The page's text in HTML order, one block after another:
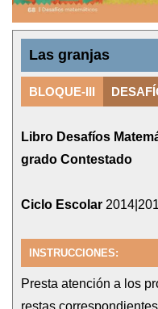
Las granjas
BLOQUE-III
Libro Desafíos
grado Contestado
Ciclo Escolar
INSTRUCCIONES:
Presta atención a los